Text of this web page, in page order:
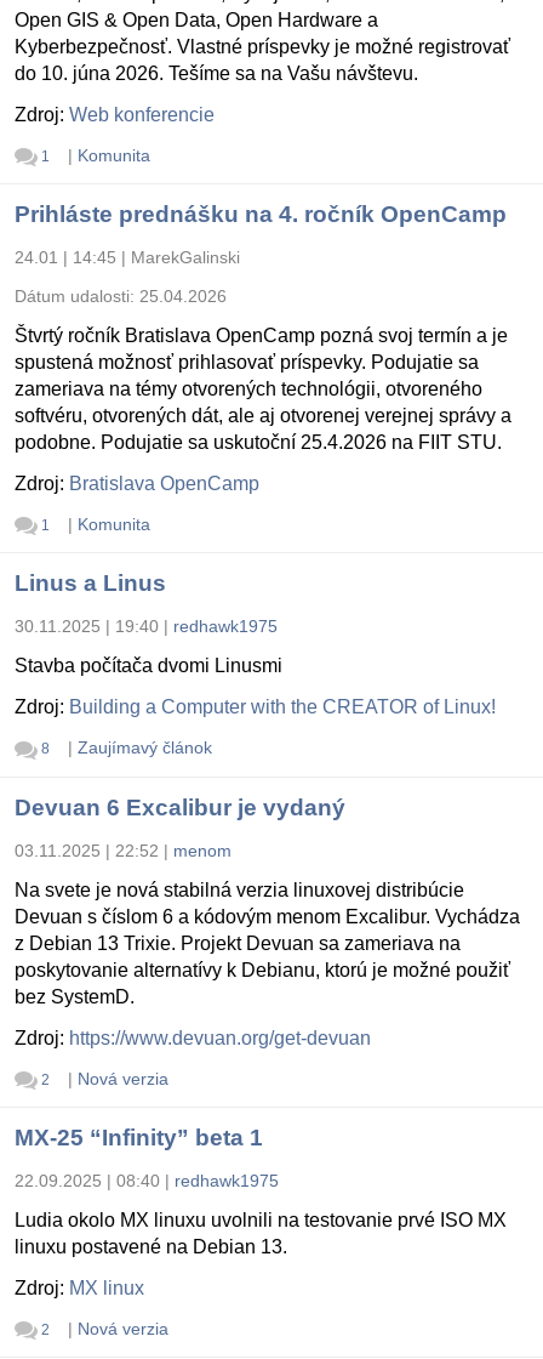
Open GIS & Open Data, Open Hardware a
Kyberbezpečnosť. Vlastné príspevky je možné registrovať
do 10. júna 2026. Tešíme sa na Vašu návštevu.
Zdroj: Web konferencie
1 | Komunita
Prihláste prednášku na 4. ročník OpenCamp
24.01 | 14:45 | MarekGalinski
Dátum udalosti: 25.04.2026
Štvrtý ročník Bratislava OpenCamp pozná svoj termín a je
spustená možnosť prihlasovať príspevky. Podujatie sa
zameriava na témy otvorených technológii, otvoreného
softvéru, otvorených dát, ale aj otvorenej verejnej správy a
podobne. Podujatie sa uskutoční 25.4.2026 na FIIT STU.
Zdroj: Bratislava OpenCamp
1 | Komunita
Linus a Linus
30.11.2025 | 19:40 | redhawk1975
Stavba počítača dvomi Linusmi
Zdroj: Building a Computer with the CREATOR of Linux!
8 | Zaujímavý článok
Devuan 6 Excalibur je vydaný
03.11.2025 | 22:52 | menom
Na svete je nová stabilná verzia linuxovej distribúcie
Devuan s číslom 6 a kódovým menom Excalibur. Vychádza
z Debian 13 Trixie. Projekt Devuan sa zameriava na
poskytovanie alternatívy k Debianu, ktorú je možné použiť
bez SystemD.
Zdroj: https://www.devuan.org/get-devuan
2 | Nová verzia
MX-25 “Infinity” beta 1
22.09.2025 | 08:40 | redhawk1975
Ludia okolo MX linuxu uvolnili na testovanie prvé ISO MX
linuxu postavené na Debian 13.
Zdroj: MX linux
2 | Nová verzia